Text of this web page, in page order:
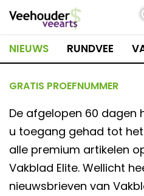
naar
inhoud
NIEUWS RUNDVEE
GRATIS PROEFNUMMER
De afgelopen 60 dagen
u toegang gehad tot
alle premium artikelen
Vakblad Elite. Wellicht
nieuwsbrieven van